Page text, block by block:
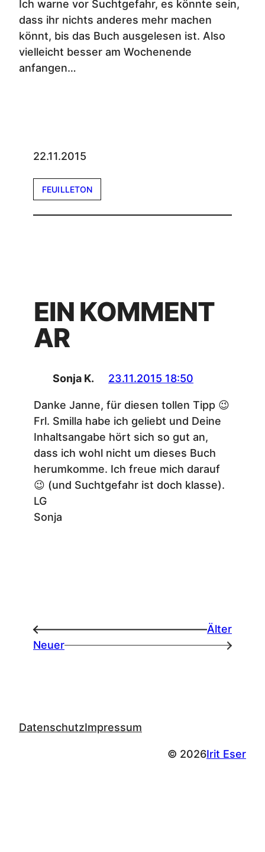
Ich warne vor Suchtgefahr, es könnte sein,
dass ihr nichts anderes mehr machen
könnt, bis das Buch ausgelesen ist. Also
vielleicht besser am Wochenende
anfangen…
22.11.2015
FEUILLETON
EIN KOMMENT
AR
Sonja K. 23.11.2015 18:50
Danke Janne, für diesen tollen Tipp 😉
Frl. Smilla habe ich geliebt und Deine
Inhaltsangabe hört sich so gut an,
dass ich wohl nicht um dieses Buch
herumkomme. Ich freue mich darauf
😉 (und Suchtgefahr ist doch klasse).
LG
Sonja
←
Älter
Neuer
→
DatenschutzImpressum
© 2026Irit Eser